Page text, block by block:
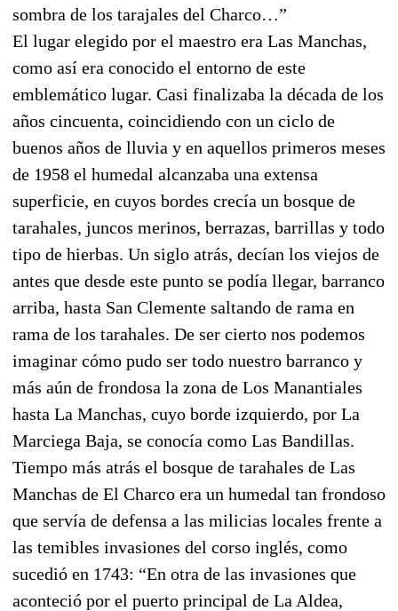
sombra de los tarajales del Charco…”
El lugar elegido por el maestro era Las Manchas,
como así era conocido el entorno de este
emblemático lugar. Casi finalizaba la década de los
años cincuenta, coincidiendo con un ciclo de
buenos años de lluvia y en aquellos primeros meses
de 1958 el humedal alcanzaba una extensa
superficie, en cuyos bordes crecía un bosque de
tarahales, juncos merinos, berrazas, barrillas y todo
tipo de hierbas. Un siglo atrás, decían los viejos de
antes que desde este punto se podía llegar, barranco
arriba, hasta San Clemente saltando de rama en
rama de los tarahales. De ser cierto nos podemos
imaginar cómo pudo ser todo nuestro barranco y
más aún de frondosa la zona de Los Manantiales
hasta La Manchas, cuyo borde izquierdo, por La
Marciega Baja, se conocía como Las Bandillas.
Tiempo más atrás el bosque de tarahales de Las
Manchas de El Charco era un humedal tan frondoso
que servía de defensa a las milicias locales frente a
las temibles invasiones del corso inglés, como
sucedió en 1743: “En otra de las invasiones que
aconteció por el puerto principal de La Aldea,